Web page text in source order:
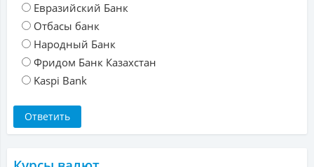
Евразийский Банк
Отбасы банк
Народный Банк
Фридом Банк Казахстан
Kaspi Bank